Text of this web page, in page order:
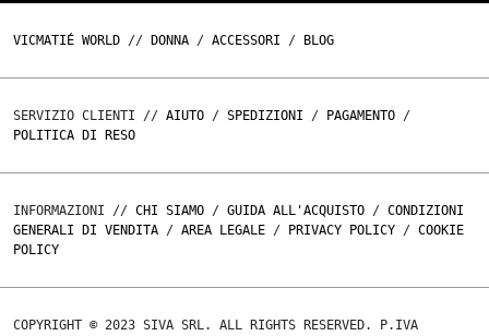
VICMATIÉ WORLD // DONNA / ACCESSORI / BLOG
SERVIZIO CLIENTI // AIUTO / SPEDIZIONI / PAGAMENTO /
POLITICA DI RESO
INFORMAZIONI // CHI SIAMO / GUIDA ALL'ACQUISTO / CONDIZIONI
GENERALI DI VENDITA / AREA LEGALE / PRIVACY POLICY / COOKIE
POLICY
COPYRIGHT © 2023 SIVA SRL. ALL RIGHTS RESERVED. P.IVA